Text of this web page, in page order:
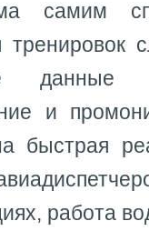
самим
тренировок
данные
и
быстрая
работа